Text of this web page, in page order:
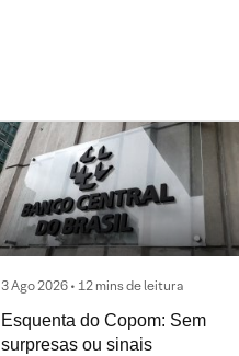
3 Ago 2026 • 12 mins de leitura
Esquenta do Copom: Sem
surpresas ou sinais